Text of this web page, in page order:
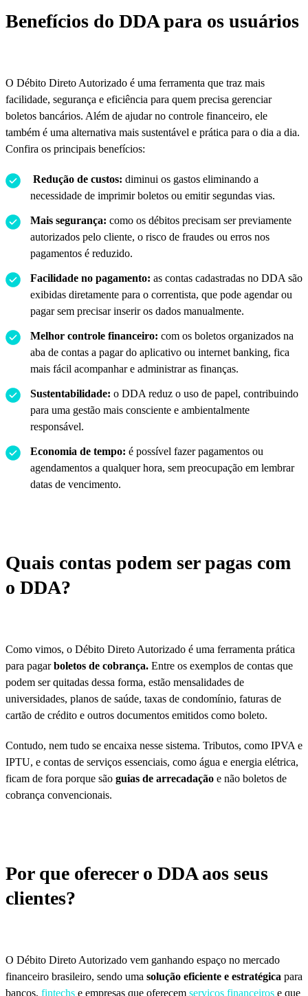
Benefícios do DDA para os usuários
O Débito Direto Autorizado é uma ferramenta que traz mais
facilidade, segurança e eficiência para quem precisa gerenciar
boletos bancários. Além de ajudar no controle financeiro, ele
também é uma alternativa mais sustentável e prática para o dia a dia.
Confira os principais benefícios:
Redução de custos: diminui os gastos eliminando a
necessidade de imprimir boletos ou emitir segundas vias.
Mais segurança: como os débitos precisam ser previamente
autorizados pelo cliente, o risco de fraudes ou erros nos
pagamentos é reduzido.
Facilidade no pagamento: as contas cadastradas no DDA são
exibidas diretamente para o correntista, que pode agendar ou
pagar sem precisar inserir os dados manualmente.
Melhor controle financeiro: com os boletos organizados na
aba de contas a pagar do aplicativo ou internet banking, fica
mais fácil acompanhar e administrar as finanças.
Sustentabilidade: o DDA reduz o uso de papel, contribuindo
para uma gestão mais consciente e ambientalmente
responsável.
Economia de tempo: é possível fazer pagamentos ou
agendamentos a qualquer hora, sem preocupação em lembrar
datas de vencimento.
Quais contas podem ser pagas com
o DDA?
Como vimos, o Débito Direto Autorizado é uma ferramenta prática
para pagarboletos de cobrança. Entre os exemplos de contas que
podem ser quitadas dessa forma, estão mensalidades de
universidades, planos de saúde, taxas de condomínio, faturas de
cartão de crédito e outros documentos emitidos como boleto.
Contudo, nem tudo se encaixa nesse sistema. Tributos, como IPVA e
IPTU, e contas de serviços essenciais, como água e energia elétrica,
ficam de fora porque são guias de arrecadação e não boletos de
cobrança convencionais.
Por que oferecer o DDA aos seus
clientes?
O Débito Direto Autorizado vem ganhando espaço no mercado
financeiro brasileiro, sendo uma solução eficiente e estratégica para
bancos, fintechs e empresas que oferecem serviços financeiros e que